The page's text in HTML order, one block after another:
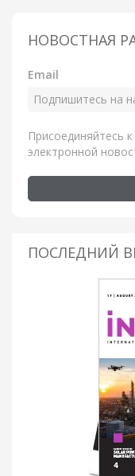
НОВОСТНАЯ
Email
Присоединяйтесь
электронной
ПОСЛЕДНИЙ